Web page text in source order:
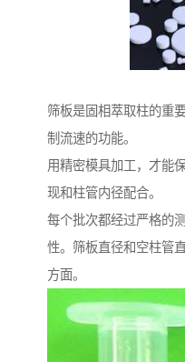
筛板是固相萃取柱的重
制流速的功能。
用精密模具加工，才能
现和柱管内径配合。
每个批次都经过严格的
性。筛板直径和空柱管
方面。